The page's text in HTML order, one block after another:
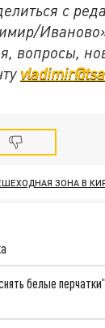
с
вопросы,
ЗОНА В
белые